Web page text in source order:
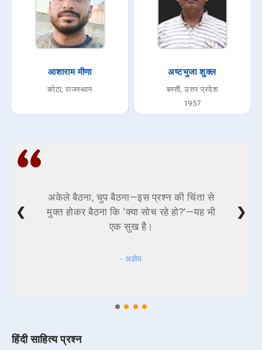
आशाराम मीणा
कोटा, राजस्थान
अष्टभुजा शुक्‍ल
बस्ती, उत्तर प्रदेश
1957
अकेले बैठना, चुप बैठना—इस प्रश्न की चिंता से
मुक्त होकर बैठना कि ‘क्या सोच रहे हो?’—यह भी
एक सुख है।
- अज्ञेय
❮ ❯
हिंदी साहित्य प्रश्न